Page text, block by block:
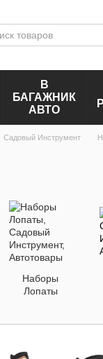
В
БАГАЖНИК
АВТО
Садовый Инструмент
Наборы
Лопаты